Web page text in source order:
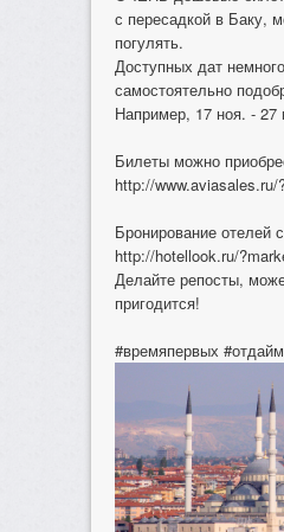
с пересадкой в Баку,
погулять.
Доступных дат
самостоятельно
Например, 17 ноя. - 27
Билеты можно
http://www.aviasales.ru/
Бронирование отелей
http://hotellook.ru/
Делайте репосты,
пригодится!
#времяпервых